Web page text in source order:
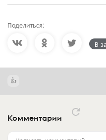
Поделиться:
В
Комментарии